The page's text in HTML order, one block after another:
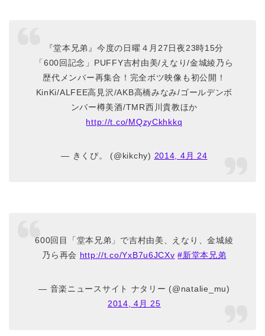
『堂本兄弟』今度の日曜４月27日夜23時15分
「600回記念」PUFFY吉村由美/えなり/金城綾乃ら
歴代メンバー再集合！完全ボツ映像も初公開！
KinKi/ALFEE高見沢/AKB高橋みなみ/ゴールデンボ
ンバー樽美酒/TMR西川貴教ほか
http://t.co/MQzyCkhkkq
— きくぴ。 (@kikchy) 2014, 4月 24
600回目「堂本兄弟」で吉村由美、えなり、金城綾
乃ら再会 http://t.co/YxB7u6JCXv #新堂本兄弟
— 音楽ニュースサイト ナタリー (@natalie_mu)
2014, 4月 25